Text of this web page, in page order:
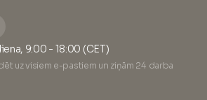
9:00 - 18:00 (CET)
uz visiem e-pastiem un ziņām 24 darba